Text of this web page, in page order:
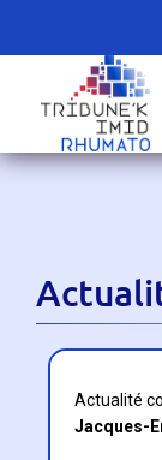
Actualité
Jacques-